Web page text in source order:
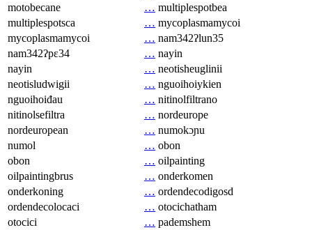
motobecane
… multiplespotbea
multiplespotsca
… mycoplasmamycoi
mycoplasmamycoi
… nam342ʔlun35
nam342ʔpɛ34
… nayin
nayin
… neotisheuglinii
neotisludwigii
… nguoihoiykien
nguoihoiđau
… nitinolfiltrano
nitinolsefiltra
… nordeurope
nordeuropean
… numokɔɲu
numol
… obon
obon
… oilpainting
oilpaintingbrus
… onderkomen
onderkoning
… ordendecodigosd
ordendecolocaci
… otocichatham
otocici
… pademshem